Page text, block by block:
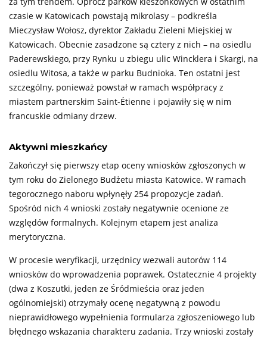
czasie w Katowicach powstają mikrolasy – podkreśla
Mieczysław Wołosz, dyrektor Zakładu Zieleni Miejskiej w
Katowicach. Obecnie zasadzone są cztery z nich – na osiedlu
Paderewskiego, przy Rynku u zbiegu ulic Wincklera i Skargi, na
osiedlu Witosa, a także w parku Budnioka. Ten ostatni jest
szczególny, ponieważ powstał w ramach współpracy z
miastem partnerskim Saint-Étienne i pojawiły się w nim
francuskie odmiany drzew.
Aktywni mieszkańcy
Zakończył się pierwszy etap oceny wniosków zgłoszonych w
tym roku do Zielonego Budżetu miasta Katowice. W ramach
tegorocznego naboru wpłynęły 254 propozycje zadań.
Spośród nich 4 wnioski zostały negatywnie ocenione ze
względów formalnych. Kolejnym etapem jest analiza
merytoryczna.
W procesie weryfikacji, urzędnicy wezwali autorów 114
wniosków do wprowadzenia poprawek. Ostatecznie 4 projekty
(dwa z Koszutki, jeden ze Śródmieścia oraz jeden
ogólnomiejski) otrzymały ocenę negatywną z powodu
nieprawidłowego wypełnienia formularza zgłoszeniowego lub
błędnego wskazania charakteru zadania. Trzy wnioski zostały